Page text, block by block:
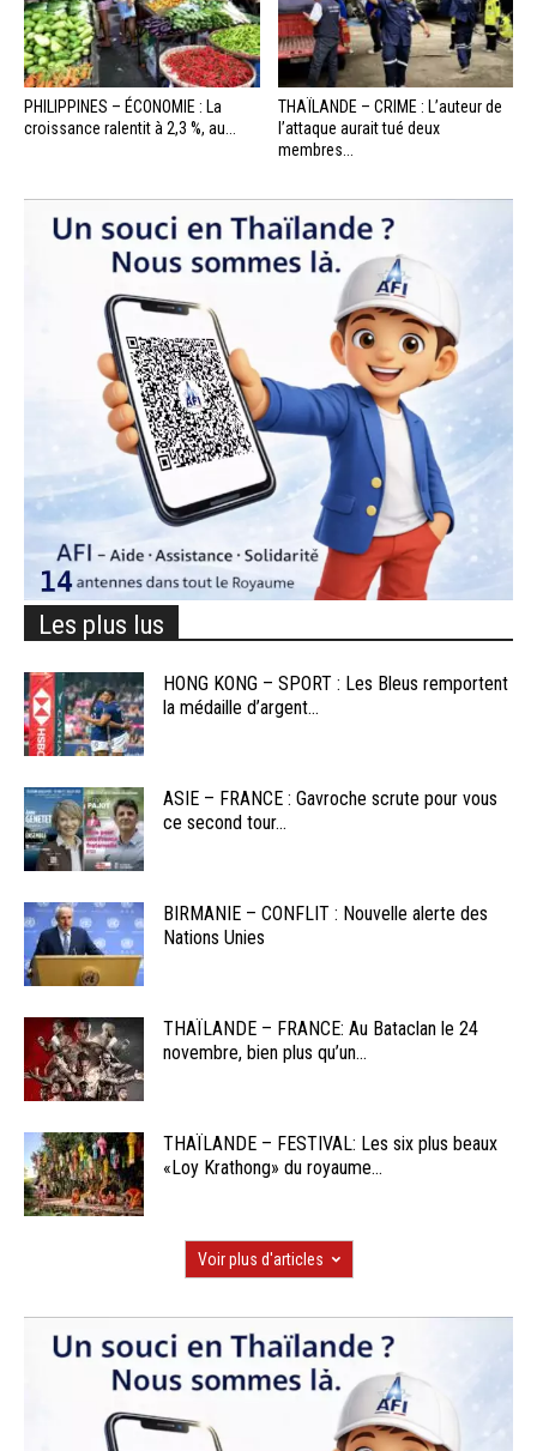
PHILIPPINES – ÉCONOMIE : La
croissance ralentit à 2,3 %, au...
THAÏLANDE – CRIME : L’auteur de
l’attaque aurait tué deux
membres...
Les plus lus
HONG KONG – SPORT : Les Bleus remportent
la médaille d’argent...
ASIE – FRANCE : Gavroche scrute pour vous
ce second tour...
BIRMANIE – CONFLIT : Nouvelle alerte des
Nations Unies
THAÏLANDE – FRANCE: Au Bataclan le 24
novembre, bien plus qu’un...
THAÏLANDE – FESTIVAL: Les six plus beaux
«Loy Krathong» du royaume...
Voir plus d'articles